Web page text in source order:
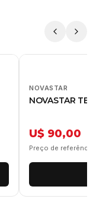
NOVASTAR
NOVASTAR TB1
U$ 90,00
Preço de referência